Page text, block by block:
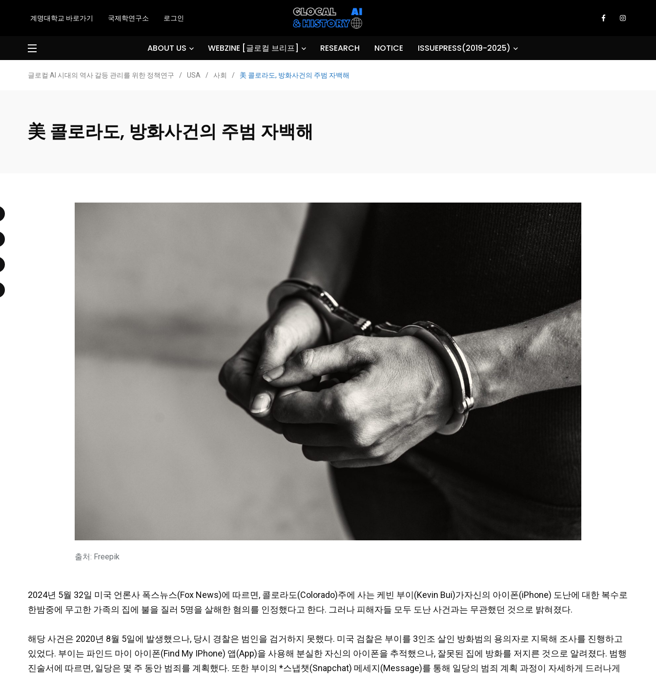
계명대학교 바로가기 국제학연구소 로그인
ABOUT US WEBZINE [글로컬 브리프] RESEARCH NOTICE ISSUEPRESS(2019-2025)
글로컬·AI 시대의 역사 갈등 관리를 위한 정책연구 / USA / 사회 / 美 콜로라도, 방화사건의 주범 자백해
美 콜로라도, 방화사건의 주범 자백해
출처: Freepik
2024년 5월 32일 미국 언론사 폭스뉴스(Fox News)에 따르면, 콜로라도(Colorado)주에 사는 케빈 부이(Kevin Bui)가자신의 아이폰(iPhone) 도난에 대한 복수로
한밤중에 무고한 가족의 집에 불을 질러 5명을 살해한 혐의를 인정했다고 한다. 그러나 피해자들 모두 도난 사건과는 무관했던 것으로 밝혀졌다.
해당 사건은 2020년 8월 5일에 발생했으나, 당시 경찰은 범인을 검거하지 못했다. 미국 검찰은 부이를 3인조 살인 방화범의 용의자로 지목해 조사를 진행하고
있었다. 부이는 파인드 마이 아이폰(Find My IPhone) 앱(App)을 사용해 분실한 자신의 아이폰을 추적했으나, 잘못된 집에 방화를 저지른 것으로 알려졌다. 범행
진술서에 따르면, 일당은 몇 주 동안 범죄를 계획했다. 또한 부이의 *스냅챗(Snapchat) 메세지(Message)를 통해 일당의 범죄 계획 과정이 자세하게 드러나게